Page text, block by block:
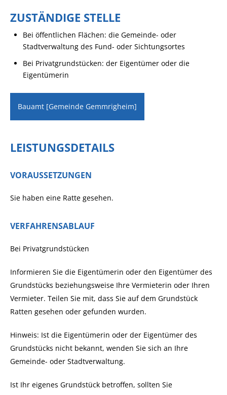
ZUSTÄNDIGE STELLE
Bei öffentlichen Flächen: die Gemeinde- oder
Stadtverwaltung des Fund- oder Sichtungsortes
Bei Privatgrundstücken: der Eigentümer oder die
Eigentümerin
Bauamt [Gemeinde Gemmrigheim]
LEISTUNGSDETAILS
VORAUSSETZUNGEN
Sie haben eine Ratte gesehen.
VERFAHRENSABLAUF
Bei Privatgrundstücken
Informieren Sie die Eigentümerin oder den Eigentümer des
Grundstücks beziehungsweise Ihre Vermieterin oder Ihren
Vermieter. Teilen Sie mit, dass Sie auf dem Grundstück
Ratten gesehen oder gefunden wurden.
Hinweis: Ist die Eigentümerin oder der Eigentümer des
Grundstücks nicht bekannt, wenden Sie sich an Ihre
Gemeinde- oder Stadtverwaltung.
Ist Ihr eigenes Grundstück betroffen, sollten Sie